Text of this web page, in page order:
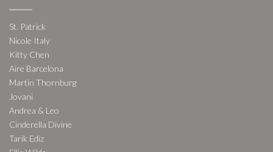
St. Patrick
Nicole Italy
Kitty Chen
Aire Barcelona
Martin Thornburg
Jovani
Andrea & Leo
Cinderella Divine
Tarik Ediz